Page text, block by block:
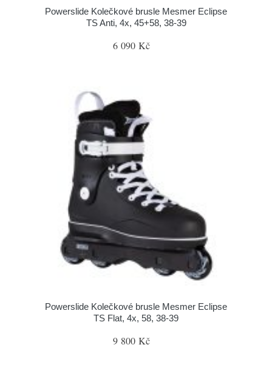
Powerslide Kolečkové brusle Mesmer Eclipse
TS Anti, 4x, 45+58, 38-39
6 090 Kč
Powerslide Kolečkové brusle Mesmer Eclipse
TS Flat, 4x, 58, 38-39
9 800 Kč